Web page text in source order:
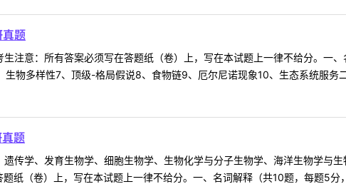
题
注意：所有答案必须写在答题纸（卷）上，写在本试题上一律不给分。一
物多样性7、顶级-格局假说8、食物链9、厄尔尼诺现象10、生态系统服务
题
传学、发育生物学、细胞生物学、生物化学与分子生物学、海洋生物学与
纸（卷）上，写在本试题上一律不给分。一、名词解释（共10题，每题5分